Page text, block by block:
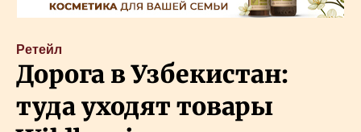
Ретейл
Дорога в Узбекистан:
туда уходят товары